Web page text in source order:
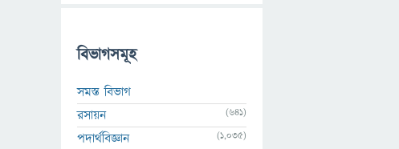
বিভাগসমূহ
সমস্ত বিভাগ
রসায়ন
(641)
পদার্থবিজ্ঞান (1,035)